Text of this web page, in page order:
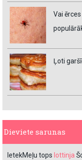
Vai
Ļoti
Dieviete sarunas
IetekMeļu tops lottinja